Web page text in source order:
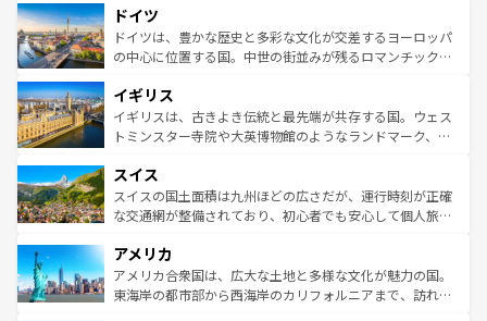
せる。地方によって風土や気候が異なるスペインはその個
性で訪れる人を魅了する。 なお、新着のスペイン情報は コ
ンテンツ一覧を参照してほしい。
で、幅広い魅力が詰まっている。華麗な宮殿、歴史的な大
聖堂、美しいビーチ、そして豊かな自然が、訪れる者を心
から魅了する。また、フランスは美食の国としても知ら
いる。シャンパンの発祥地であるランス、プロヴァンスの
香り高いラベンダー畑など、多彩な楽しみ方が可能だ。さ
らに、パリ以外の地域にも魅力が溢れており、どの街角に
れる地方に足を運ぶとそれぞれで全く異なる文化を体験で
きるだろう。 なお、新着のフランス情報はコンテンツ一覧
を参照してほしい。
ドイツ
ドイツは、豊かな歴史と多彩な文化が交差するヨーロッパ
の中心に位置する国。中世の街並みが残るロマンチック街
顔を持つこの国は、どこを歩いても飽きることがない。ベ
ルリンの文化的活気、バイエルン州のアルプスの絶景、そ
してライン川沿いのワイン畑といった風景は必見。ビール
は、お酒好きな人にはぜひ体験してほしい。 なお、新着の
ドイツ情報はコンテンツ一覧を参照してほしい。
イギリス
イギリスは、古きよき伝統と最先端が共存する国。ウェス
トミンスター寺院や大英博物館のようなランドマーク、歴
リアごとに異なる魅力がある。また、優雅なアフタヌーン
ティー、ビール好きにはたまらない英国パブ、サッカー観
戦など、本場だからこそできる体験も豊富。イギリスを旅
ンツ一覧を参照してほしい。
スイス
スイスの国土面積は九州ほどの広さだが、運行時刻が正確
な交通網が整備されており、初心者でも安心して個人旅行
の建物がそのまま残る町や、スイスならではのユニークな
博物館もあり、アルプス観光だけでなく町歩きも満喫する
ことができる。国民の所得が高いため物価も高いが、旅行
アメリカ
アメリカ合衆国は、広大な土地と多様な文化が魅力の国。
東海岸の都市部から西海岸のカリフォルニアまで、訪れる